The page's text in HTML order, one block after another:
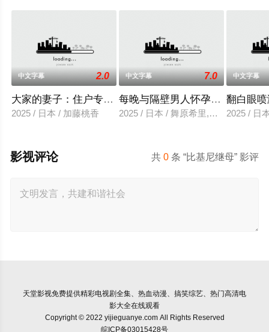
中文字幕 2.0
大家的妻子：住户专用洞口
2025 / 日本 / 加藤桃香
中文字幕 7.0
每晚与隔壁男人怀孕性爱
2025 / 日本 / 舞原希里,佐川金二
中文字幕
翻白眼
2025 / 日
共0 条 “比基尼继母” 影评
影视评论
天堂影视免费提供精彩电视剧全集、热血动漫、搞笑综艺、热门高清电
影大全在线观看
Copyright © 2022 yijieguanye.com All Rights Reserved
皖ICP备03015428号